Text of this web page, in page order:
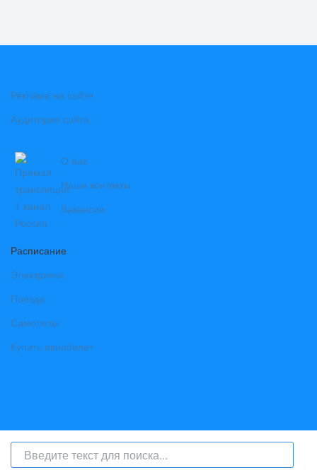
Реклама на сайте
Аудитория сайта
О нас
Наши контакты
Вакансии
Расписание
Электрички
Поезда
Самолеты
Купить авиабилет